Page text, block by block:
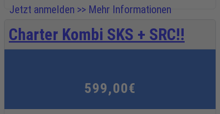
Jetzt anmelden >> Mehr Informationen
Charter Kombi SKS + SRC!!
599,00€